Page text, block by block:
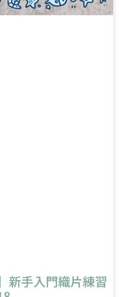
新手入門織片練習